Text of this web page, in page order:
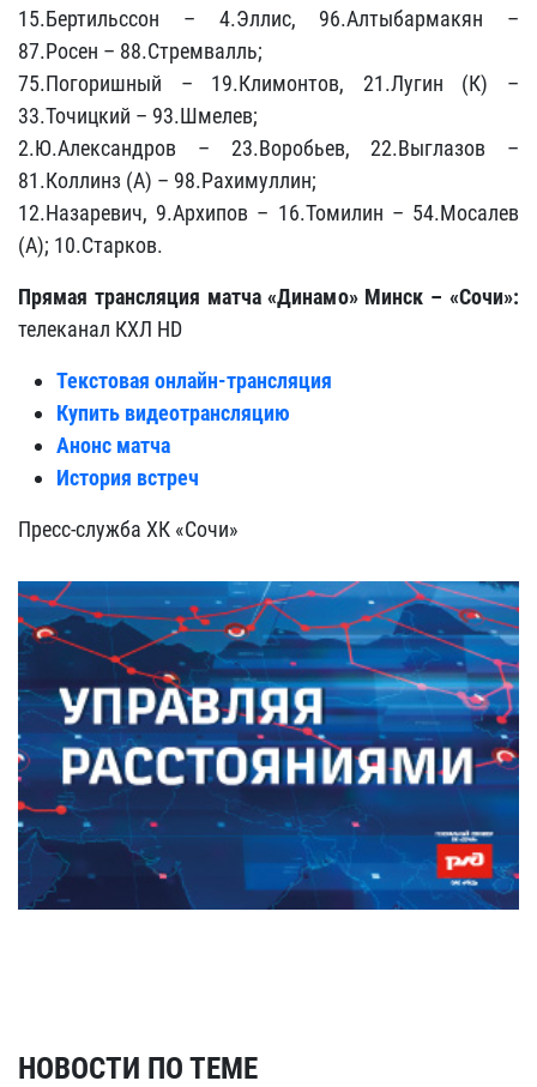
15.Бертильссон – 4.Эллис, 96.Алтыбармакян –
87.Росен – 88.Стремвалль;
75.Погоришный – 19.Климонтов, 21.Лугин (К) –
33.Точицкий – 93.Шмелев;
2.Ю.Александров – 23.Воробьев, 22.Выглазов –
81.Коллинз (А) – 98.Рахимуллин;
12.Назаревич, 9.Архипов – 16.Томилин – 54.Мосалев
(А); 10.Старков.
Прямая трансляция матча «Динамо» Минск – «Сочи»:
телеканал КХЛ HD
Текстовая онлайн-трансляция
Купить видеотрансляцию
Анонс матча
История встреч
Пресс-служба ХК «Сочи»
НОВОСТИ ПО ТЕМЕ